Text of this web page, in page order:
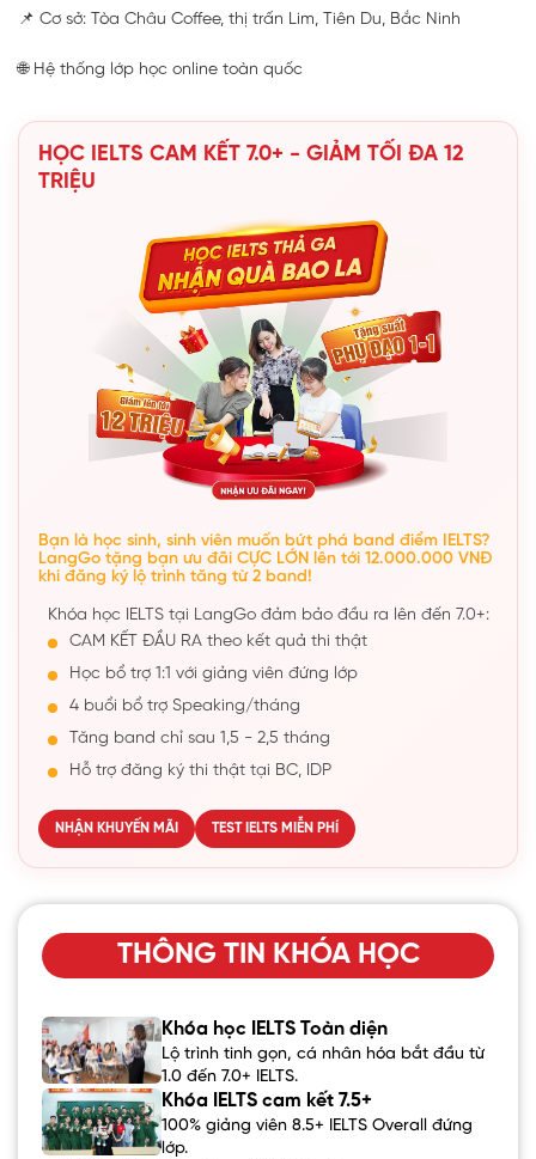
📌 Cơ sở: Tòa Châu Coffee, thị trấn Lim, Tiên Du, Bắc Ninh
🌐 Hệ thống lớp học online toàn quốc
HỌC IELTS CAM KẾT 7.0+ - GIẢM TỐI ĐA 12
TRIỆU
Bạn là học sinh, sinh viên muốn bứt phá band điểm IELTS?
LangGo tặng bạn ưu đãi CỰC LỚN lên tới 12.000.000 VNĐ
khi đăng ký lộ trình tăng từ 2 band!
Khóa học IELTS tại LangGo đảm bảo đầu ra lên đến 7.0+:
CAM KẾT ĐẦU RA theo kết quả thi thật
Học bổ trợ 1:1 với giảng viên đứng lớp
4 buổi bổ trợ Speaking/tháng
Tăng band chỉ sau 1,5 - 2,5 tháng
Hỗ trợ đăng ký thi thật tại BC, IDP
NHẬN KHUYẾN MÃI TEST IELTS MIỄN PHÍ
THÔNG TIN KHÓA HỌC
Khóa học IELTS Toàn diện
Lộ trình tinh gọn, cá nhân hóa bắt đầu từ
1.0 đến 7.0+ IELTS.
Khóa IELTS cam kết 7.5+
100% giảng viên 8.5+ IELTS Overall đứng
lớp.